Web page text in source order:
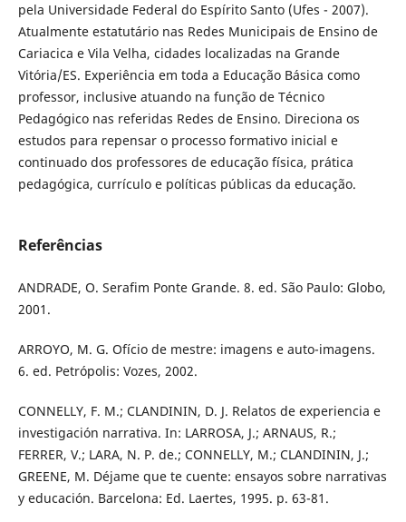
pela Universidade Federal do Espírito Santo (Ufes - 2007).
Atualmente estatutário nas Redes Municipais de Ensino de
Cariacica e Vila Velha, cidades localizadas na Grande
Vitória/ES. Experiência em toda a Educação Básica como
professor, inclusive atuando na função de Técnico
Pedagógico nas referidas Redes de Ensino. Direciona os
estudos para repensar o processo formativo inicial e
continuado dos professores de educação física, prática
pedagógica, currículo e políticas públicas da educação.
Referências
ANDRADE, O. Serafim Ponte Grande. 8. ed. São Paulo: Globo,
2001.
ARROYO, M. G. Ofício de mestre: imagens e auto-imagens.
6. ed. Petrópolis: Vozes, 2002.
CONNELLY, F. M.; CLANDININ, D. J. Relatos de experiencia e
investigación narrativa. In: LARROSA, J.; ARNAUS, R.;
FERRER, V.; LARA, N. P. de.; CONNELLY, M.; CLANDININ, J.;
GREENE, M. Déjame que te cuente: ensayos sobre narrativas
y educación. Barcelona: Ed. Laertes, 1995. p. 63-81.